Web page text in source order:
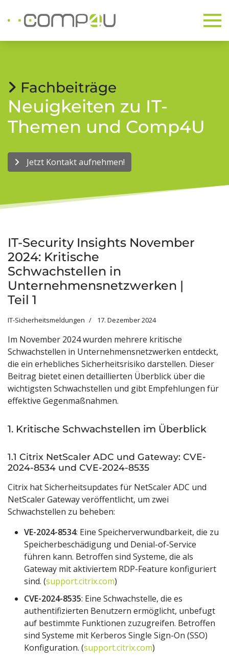
Fachbeiträge
Neuigkeiten zu IT-
Themen und Comp4U
Jetzt Kontakt aufnehmen!
IT-Security Insights November
2024: Kritische
Schwachstellen in
Unternehmensnetzwerken |
Teil 1
IT-Sicherheitsmeldungen 17. Dezember 2024
Im November 2024 wurden mehrere kritische
Schwachstellen in Unternehmensnetzwerken entdeckt,
die ein erhebliches Sicherheitsrisiko darstellen. Dieser
Beitrag bietet einen detaillierten Überblick über die
wichtigsten Schwachstellen und gibt Empfehlungen für
effektive Gegenmaßnahmen.
1. Kritische Schwachstellen im Überblick
1.1 Citrix NetScaler ADC und Gateway: CVE-
2024-8534 und CVE-2024-8535
Citrix hat Sicherheitsupdates für NetScaler ADC und
NetScaler Gateway veröffentlicht, um zwei
Schwachstellen zu beheben:
VE-2024-8534: Eine Speicherverwundbarkeit, die zu
Speicherbeschädigung und Denial-of-Service
führen kann. Betroffen sind Systeme, die als
Gateway mit aktiviertem RDP-Feature konfiguriert
sind. (support.citrix.com)
CVE-2024-8535: Eine Schwachstelle, die es
authentifizierten Benutzern ermöglicht, unbefugt
auf bestimmte Funktionen zuzugreifen. Betroffen
sind Systeme mit Kerberos Single Sign-On (SSO)
Konfiguration. (support.citrix.com)